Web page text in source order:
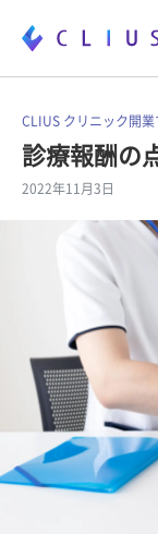
お役立ち資料
開業医のリアル
電子カルテ・ICT
集患のコツ
CLIUS クリニック開業
診療報酬の
2022年11月3日